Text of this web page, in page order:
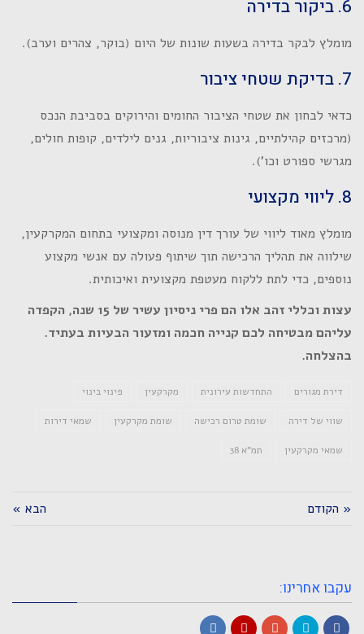
6. ביקור בדירה
מומלץ לבקר בדירה בשעות שונות של היום (בוקר, צהרים וערב).
7. בדיקת שטחי ציבור
כדאי לבחון את שטחי הציבור החומים והירוקים בסביבת הנכס
(מרכזים קהילתיים, גינות ציבוריות, גנים לילדים, קופות חולים,
מגרשי ספורט וכו').
8. ליווי מקצועי
מומלץ מאוד ליווי של עורך דין מנוסה ומקצועי בתחום המקרקעין,
שילווה את תהליך הרכישה תוך שיתוף פעולה עם אנשי מקצוע
נוספים, כדי לתת ללקוח מעטפת מקצועית ואיכותית.
עצות וכללי זהב אלו הם פרי ניסיון עשיר של 15 שנה, הקפדה
עליהם מבטיחה לכם קנייה חכמה ומזעור הבעיות בעתיד.
בהצלחה.
דירת מגורים התחדשות עירונית מקרקעין פינוי בינוי
שווי של דירה שומת טרום רכישה שומת מקרקעין שמאי דירות
שמאי מקרקעין תמ"א 38
« הקודם הבא »
עקבו אחרינו: